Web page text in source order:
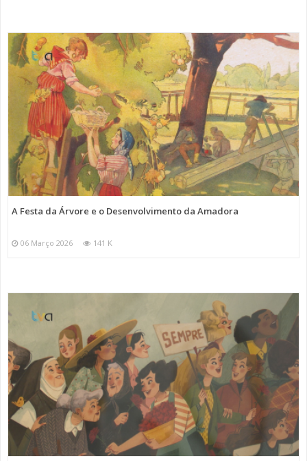
A Festa da Árvore e o Desenvolvimento da Amadora
06 Março 2026 141 K